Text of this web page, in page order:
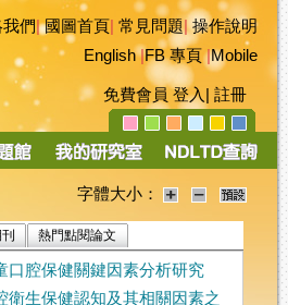
們|國圖首頁 常見問題|操作說明
English|FB 專頁|Mobile
免費會員 登入 註冊
字體大小：
熱門點閱論文
口腔保健關鍵因素分析研究
衛生保健認知及其相關因素之